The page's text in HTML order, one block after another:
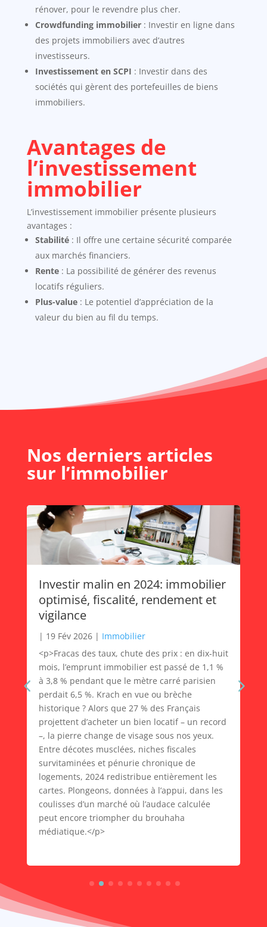
rénover, pour le revendre plus cher.
Crowdfunding immobilier: Investir en ligne dans
des projets immobiliers avec d’autres
investisseurs.
Investissement en SCPI : Investir dans des
sociétés qui gèrent des portefeuilles de biens
immobiliers.
Avantages de
l’investissement
immobilier
L’investissement immobilier présente plusieurs
avantages :
Stabilité: Il offre une certaine sécurité comparée
aux marchés financiers.
Rente: La possibilité de générer des revenus
locatifs réguliers.
Plus-value: Le potentiel d’appréciation de la
valeur du bien au fil du temps.
Nos derniers articles
sur l’immobilier
Investir malin en 2024: immobilier
optimisé, fiscalité, rendement et
vigilance
| 19 Fév 2026 | Immobilier
<p>Fracas des taux, chute des prix : en dix-huit
mois, l’emprunt immobilier est passé de 1,1 %
à 3,8 % pendant que le mètre carré parisien
perdait 6,5 %. Krach en vue ou brèche
historique ? Alors que 27 % des Français
projettent d’acheter un bien locatif – un record
–, la pierre change de visage sous nos yeux.
Entre décotes musclées, niches fiscales
survitaminées et pénurie chronique de
logements, 2024 redistribue entièrement les
cartes. Plongeons, données à l’appui, dans les
coulisses d’un marché où l’audace calculée
peut encore triompher du brouhaha
médiatique.</p>